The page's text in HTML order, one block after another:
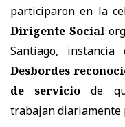
participaron en la
Dirigente Social
Santiago,
Desbordes
de servicio de
trabajan diariamente